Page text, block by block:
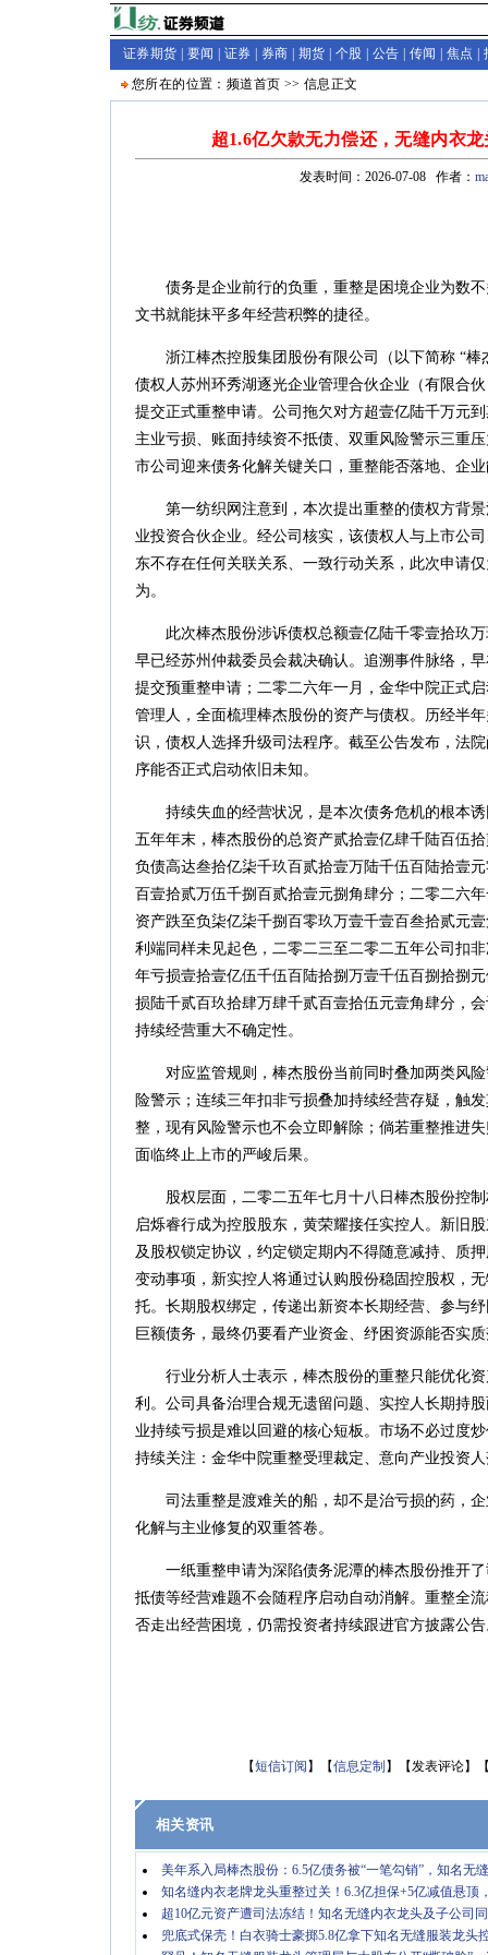
证券期货 | 要闻 证券 券商 期货 个股 公告 传闻 焦点
您所在的位置： 频道首页 >>信息正文
超1.6亿欠款无力偿还，无缝内衣
发表时间：2026-07-08 作者：
债务是企业前行的负重，重整是困境企业为数不
文书就能抹平多年经营积弊的捷径。
浙江棒杰控股集团股份有限公司（以下简称 “棒
债权人苏州环秀湖逐光企业管理合伙企业（有限合
提交正式重整申请。公司拖欠对方超壹亿陆千万元
主业亏损、账面持续资不抵债、双重风险警示三重
市公司迎来债务化解关键关口，重整能否落地、企
第一纺织网注意到，本次提出重整的债权方背景
业投资合伙企业。经公司核实，该债权人与上市公
东不存在任何关联关系、一致行动关系，此次申请
为。
此次棒杰股份涉诉债权总额壹亿陆千零壹拾玖万
早已经苏州仲裁委员会裁决确认。追溯事件脉络，
提交预重整申请；二零二六年一月，金华中院正式
管理人，全面梳理棒杰股份的资产与债权。历经半
识，债权人选择升级司法程序。截至公告发布，法
序能否正式启动依旧未知。
持续失血的经营状况，是本次债务危机的根本诱
五年年末，棒杰股份的总资产贰拾壹亿肆千陆百伍
负债高达叁拾亿柒千玖百贰拾壹万陆千伍百陆拾壹
百壹拾贰万伍千捌百贰拾壹元捌角肆分；二零二六
资产跌至负柒亿柒千捌百零玖万壹千壹百叁拾贰元
利端同样未见起色，二零二三至二零二五年公司扣
年亏损壹拾壹亿伍千伍百陆拾捌万壹千伍百捌拾捌
损陆千贰百玖拾肆万肆千贰百壹拾伍元壹角肆分，
持续经营重大不确定性。
对应监管规则，棒杰股份当前同时叠加两类风险
险警示；连续三年扣非亏损叠加持续经营存疑，触
整，现有风险警示也不会立即解除；倘若重整推进
面临终止上市的严峻后果。
股权层面，二零二五年七月十八日棒杰股份控制
启烁睿行成为控股股东，黄荣耀接任实控人。新旧
及股权锁定协议，约定锁定期内不得随意减持、质
变动事项，新实控人将通过认购股份稳固控股权，
托。长期股权绑定，传递出新资本长期经营、参与
巨额债务，最终仍要看产业资金、纾困资源能否实
行业分析人士表示，棒杰股份的重整只能优化资
利。公司具备治理合规无遗留问题、实控人长期持
业持续亏损是难以回避的核心短板。市场不必过度
持续关注：金华中院重整受理裁定、意向产业投资
司法重整是渡难关的船，却不是治亏损的药，企
化解与主业修复的双重答卷。
一纸重整申请为深陷债务泥潭的棒杰股份推开了
抵债等经营难题不会随程序启动自动消解。重整全
否走出经营困境，仍需投资者持续跟进官方披露公
【短信订阅 】【信息定制 】【发表评论】
相关资讯
美年系入局棒杰股份：6.5亿债务被“一笔勾销”，知名无
知名缝内衣老牌龙头重整过关！6.3亿担保+5亿减值悬顶
超10亿元资产遭司法冻结！知名无缝内衣龙头及子公司
兜底式保壳！白衣骑士豪掷5.8亿拿下知名无缝服装龙头